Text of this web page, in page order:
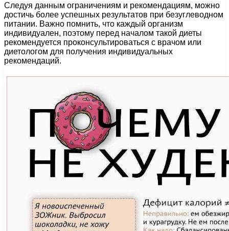
Следуя данным ограничениям и рекомендациям, можно
достичь более успешных результатов при безуглеводном
питании. Важно помнить, что каждый организм
индивидуален, поэтому перед началом такой диеты
рекомендуется проконсультироваться с врачом или
диетологом для получения индивидуальных
рекомендаций.